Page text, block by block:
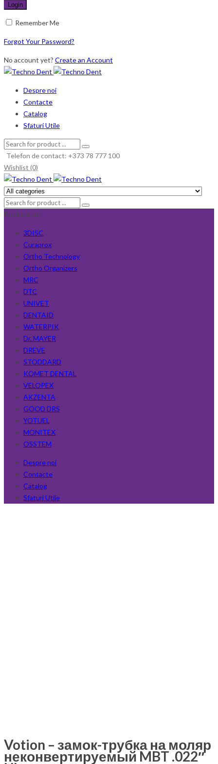
Remember Me
Forgot Your Password?
No account yet? Create an Account
Despre noi
Contacte
Catalog
Sfaturi Utile
Telefon de contact: +373 78 777 100
Wishlist (0)
Producători
3DISC
Curaprox
Ortho Technology
Ortho Organizers
MRC
DTC
UNIVET
DENTAID
WATERPIK
Dr. MAYER
DREVE
STODDARD
KOMET DENTAL
VELOPEX
AKZENTA
GOOD DRS
YOTUEL
MONITEX
OSSTEM
Despre noi
Contacte
Catalog
Sfaturi Utile
Votion – замок-трубка на моляр
неконвертируемый MBT .022″